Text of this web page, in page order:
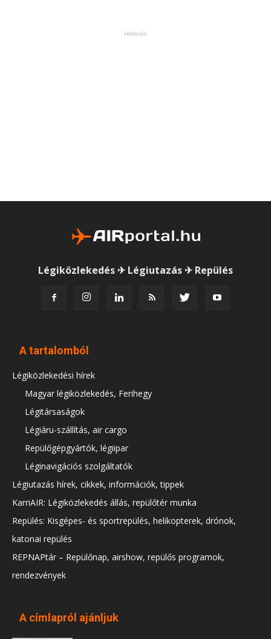
Hirdetés
Légiközlekedés ✈ Légiutazás ✈ Repülés
A tartalomból
Légiközlekedési hírek
Magyar légiközlekedés, Ferihegy
Légitársaságok
Légiáru-szállítás, air cargo
Repülőgépgyártók, légiipar
Léginavigációs szolgáltatók
Légiutazás hírek, cikkek, információk, tippek
KarriAIR: Légiközlekedés állás, repülőtér munka
Repülés: Kisgépes- és sportrepülés, helikopterek, drónok,
katonai repülés
REPNAPtár – Repülőnap, airshow, repülős programok,
rendezvények
A címlapról ajánljuk